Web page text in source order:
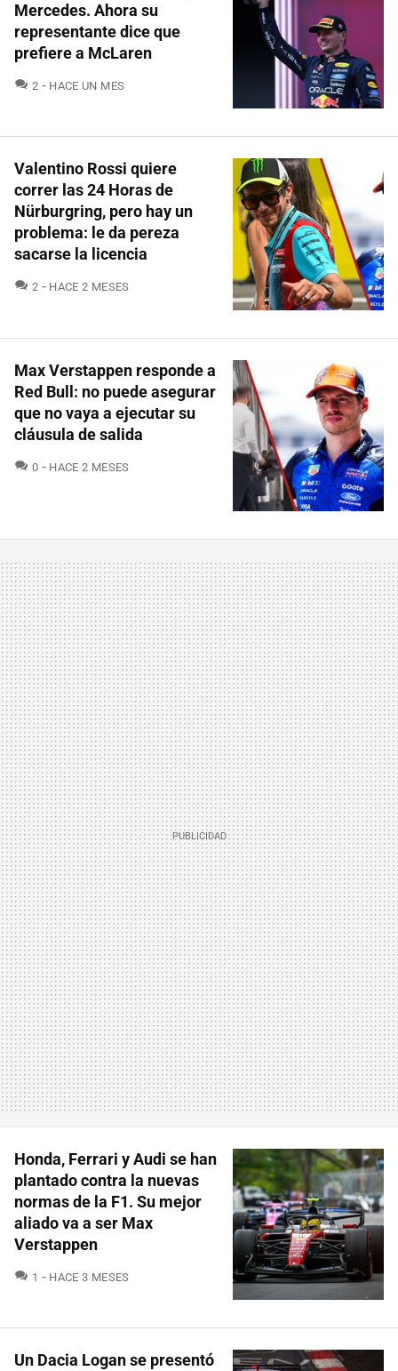
Mercedes. Ahora su
representante dice que
prefiere a McLaren
2 COMENTARIOS
HACE UN MES
Valentino Rossi quiere
correr las 24 Horas de
Nürburgring, pero hay un
problema: le da pereza
sacarse la licencia
2 COMENTARIOS
HACE 2 MESES
Max Verstappen responde a
Red Bull: no puede asegurar
que no vaya a ejecutar su
cláusula de salida
0 COMENTARIOS
HACE 2 MESES
Honda, Ferrari y Audi se han
plantado contra la nuevas
normas de la F1. Su mejor
aliado va a ser Max
Verstappen
1 COMENTARIOS
HACE 3 MESES
Un Dacia Logan se presentó